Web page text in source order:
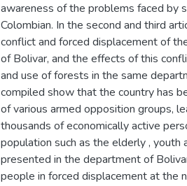
awareness of the problems faced by
Colombian. In the second and third
conflict and forced displacement of
of Bolivar, and the effects of this
and use of forests in the same
compiled show that the country has
of various armed opposition groups,
thousands of economically active
population such as the elderly , youth
presented in the department of
people in forced displacement at the